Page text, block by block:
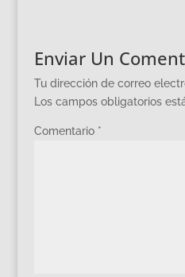
Enviar Un
Tu dirección de correo
Los campos obligatorios
Comentario *